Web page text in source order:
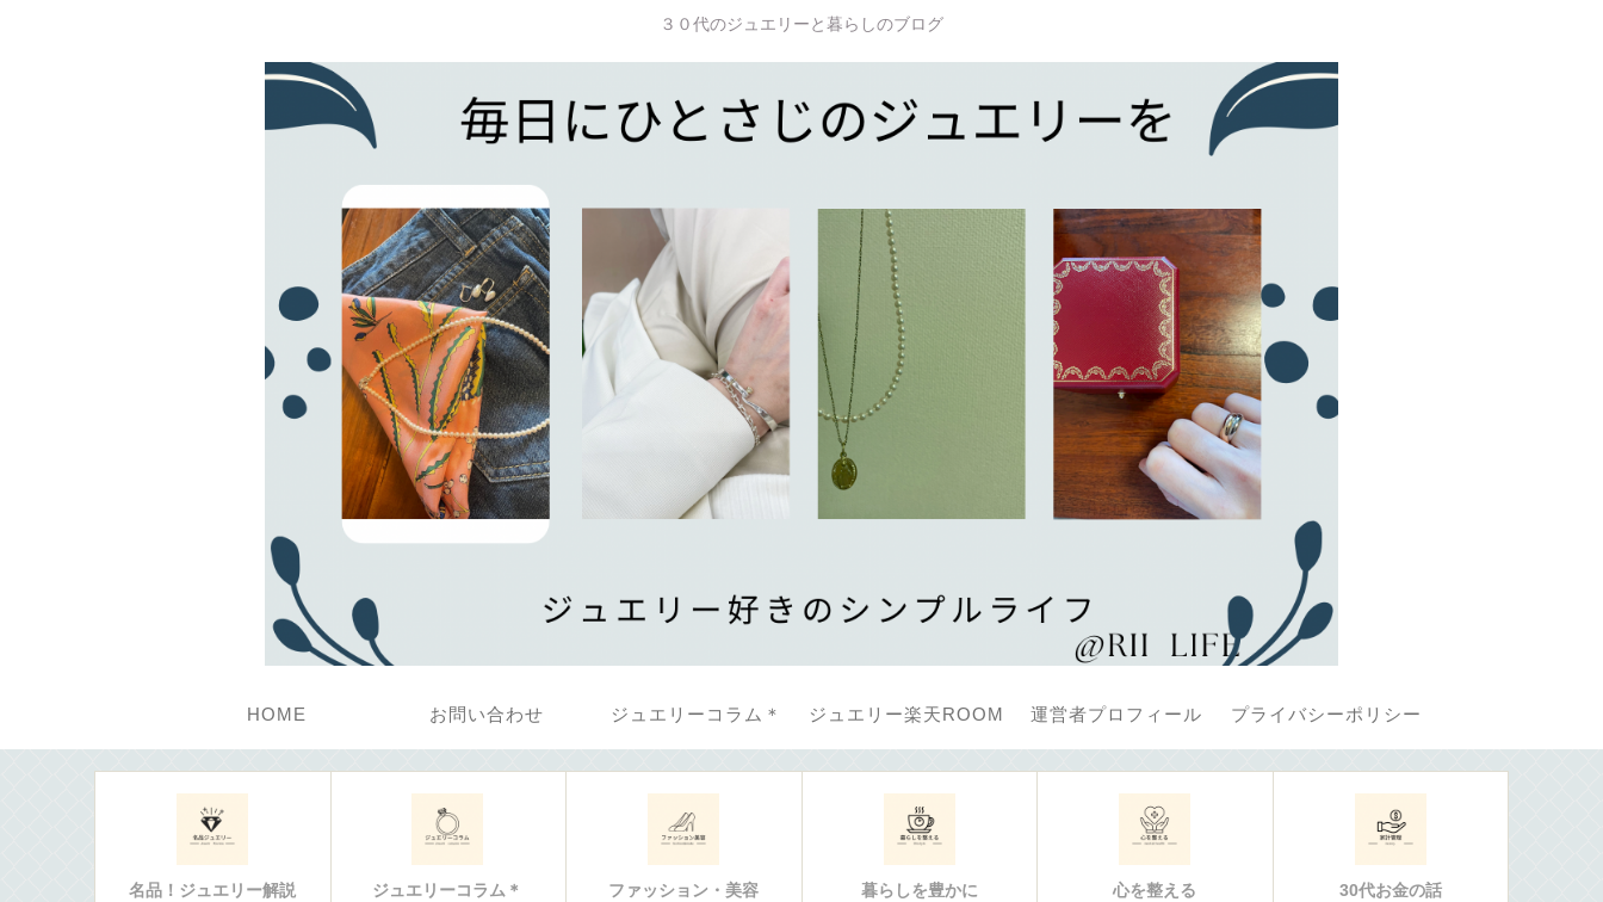
３０代のジュエリーと暮らしのブログ
HOME お問い合わせ ジュエリーコラム＊ ジュエリー楽天ROOM 運営者プロフィール プライバシーポリシー
名品！ジュエリー解説 ジュエリーコラム＊ ファッション・美容 暮らしを豊かに 心を整える 30代お金の話